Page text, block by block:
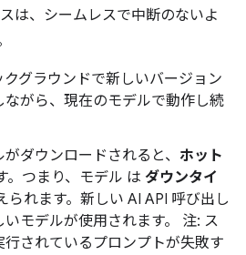
は、シームレスで中断のないよ
グラウンドで新しいバージョン
ながら、現在のモデルで動作し続
ダウンロードされると、 ホット
。つまり、モデル は ダウンタイ
られます。新しい AI API 呼び出し
モデルが使用されます。 注: ス
行されているプロンプトが失敗す